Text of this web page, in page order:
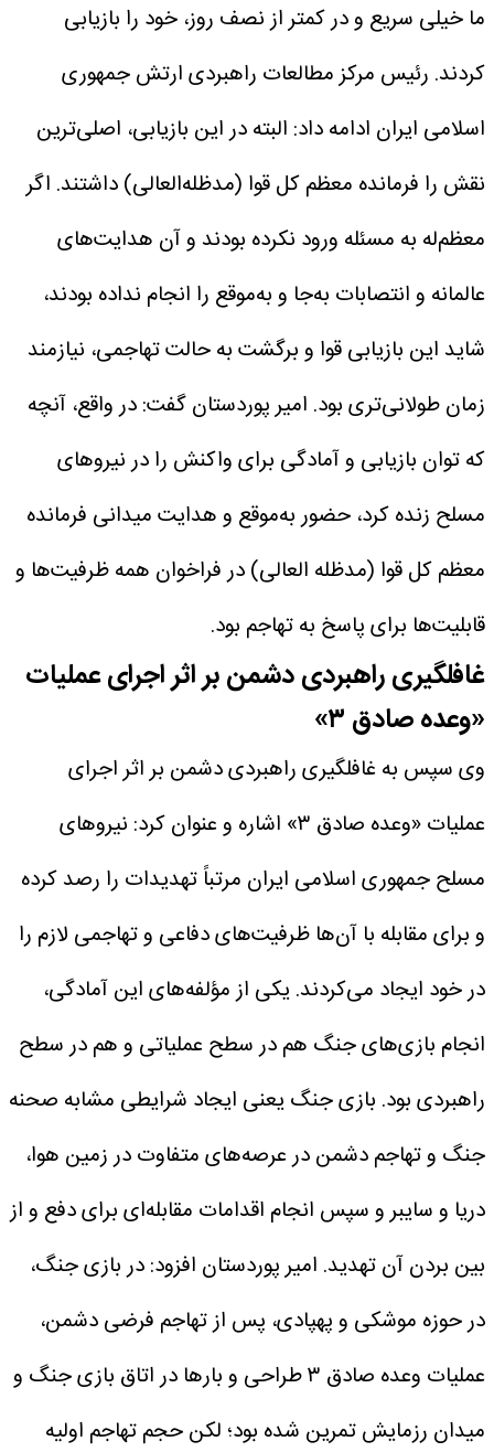
ما خیلی سریع و در کمتر از نصف روز، خود را بازیابی
کردند. رئیس مرکز مطالعات راهبردی ارتش جمهوری
اسلامی ایران ادامه داد: البته در این بازیابی، اصلی‌ترین
نقش را فرمانده معظم کل قوا (مدظله‌العالی) داشتند. اگر
معظم‌له به مسئله ورود نکرده بودند و آن هدایت‌های
عالمانه و انتصابات به‌جا و به‌موقع را انجام نداده بودند،
شاید این بازیابی قوا و برگشت به حالت تهاجمی، نیازمند
زمان طولانی‌تری بود. امیر پوردستان گفت: در واقع، آنچه
که توان بازیابی و آمادگی برای واکنش را در نیروهای
مسلح زنده کرد، حضور به‌موقع و هدایت میدانی فرمانده
معظم کل قوا (مدظله العالی) در فراخوان همه ظرفیت‌ها و
قابلیت‌ها برای پاسخ به تهاجم بود.
غافلگیری راهبردی دشمن بر اثر اجرای عملیات
«وعده صادق ۳»
وی سپس به غافلگیری راهبردی دشمن بر اثر اجرای
عملیات «وعده صادق ۳» اشاره و عنوان کرد: نیروهای
مسلح جمهوری اسلامی ایران مرتباً تهدیدات را رصد کرده
و برای مقابله با آن‌ها ظرفیت‌های دفاعی و تهاجمی لازم را
در خود ایجاد می‌کردند. یکی از مؤلفه‌های این آمادگی،
انجام بازی‌های جنگ هم در سطح عملیاتی و هم در سطح
راهبردی بود. بازی جنگ یعنی ایجاد شرایطی مشابه صحنه
جنگ و تهاجم دشمن در عرصه‌های متفاوت در زمین هوا،
دریا و سایبر و سپس انجام اقدامات مقابله‌ای برای دفع و از
بین بردن آن تهدید. امیر پوردستان افزود: در بازی جنگ،
در حوزه موشکی و پهپادی، پس از تهاجم فرضی دشمن،
عملیات وعده صادق ۳ طراحی و بارها در اتاق بازی جنگ و
میدان رزمایش تمرین شده بود؛ لکن حجم تهاجم اولیه